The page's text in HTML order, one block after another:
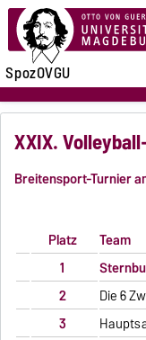
SpozOVGU
XXIX.
Breitensport-Turnier
Platz
Team
1
2
Die 6
3